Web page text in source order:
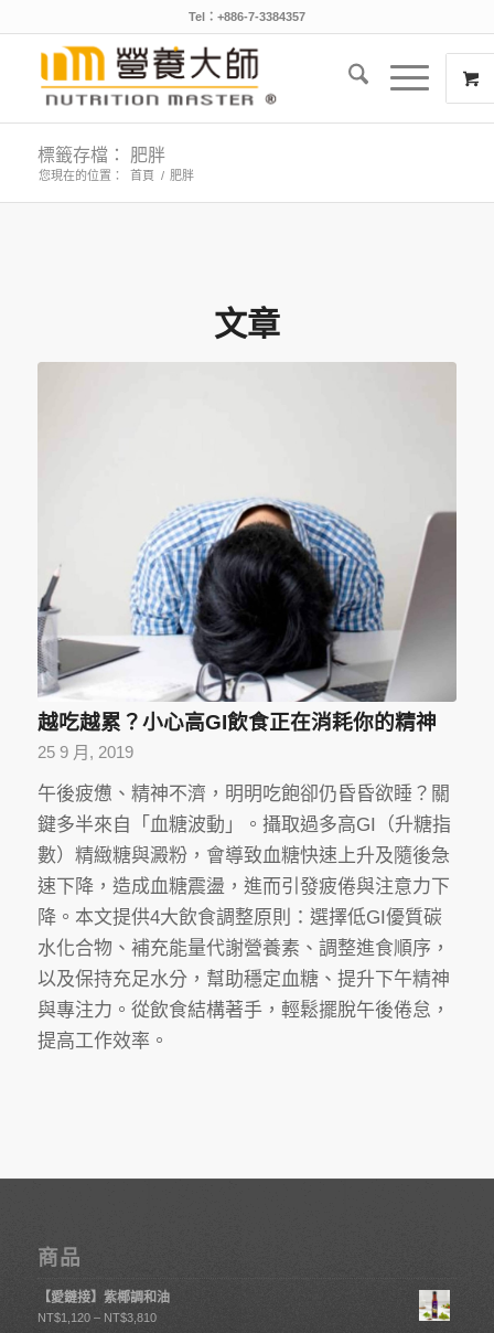
Tel：+886-7-3384357
標籤存檔： 肥胖
您現在的位置： 首頁 / 肥胖
文章
越吃越累？小心高GI飲食正在消耗你的精神
25 9 月, 2019
午後疲憊、精神不濟，明明吃飽卻仍昏昏欲睡？關
鍵多半來自「血糖波動」。攝取過多高GI（升糖指
數）精緻糖與澱粉，會導致血糖快速上升及隨後急
速下降，造成血糖震盪，進而引發疲倦與注意力下
降。本文提供4大飲食調整原則：選擇低GI優質碳
水化合物、補充能量代謝營養素、調整進食順序，
以及保持充足水分，幫助穩定血糖、提升下午精神
與專注力。從飲食結構著手，輕鬆擺脫午後倦怠，
提高工作效率。
商品
【愛鏈接】紫椰調和油
NT$1,120 – NT$3,810